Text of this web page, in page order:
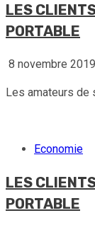
LES
PORTABLE
8 novembre 2019
Les amateurs de
Economie
LES
PORTABLE